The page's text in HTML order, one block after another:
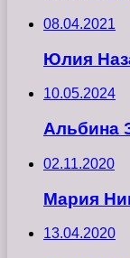
08.04.2021
Юлия
10.05.2024
Альбина
02.11.2020
Мария
13.04.2020